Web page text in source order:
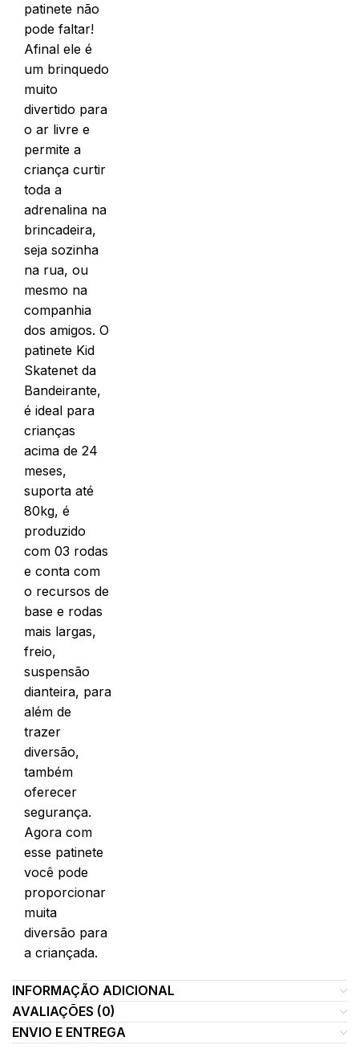
patinete não
pode faltar!
Afinal ele é
um brinquedo
muito
divertido para
o ar livre e
permite a
criança curtir
toda a
adrenalina na
brincadeira,
seja sozinha
na rua, ou
mesmo na
companhia
dos amigos. O
patinete Kid
Skatenet da
Bandeirante,
é ideal para
crianças
acima de 24
meses,
suporta até
80kg, é
produzido
com 03 rodas
e conta com
o recursos de
base e rodas
mais largas,
freio,
suspensão
dianteira, para
além de
trazer
diversão,
também
oferecer
segurança.
Agora com
esse patinete
você pode
proporcionar
muita
diversão para
a criançada.
INFORMAÇÃO ADICIONAL
AVALIAÇÕES (0)
ENVIO E ENTREGA